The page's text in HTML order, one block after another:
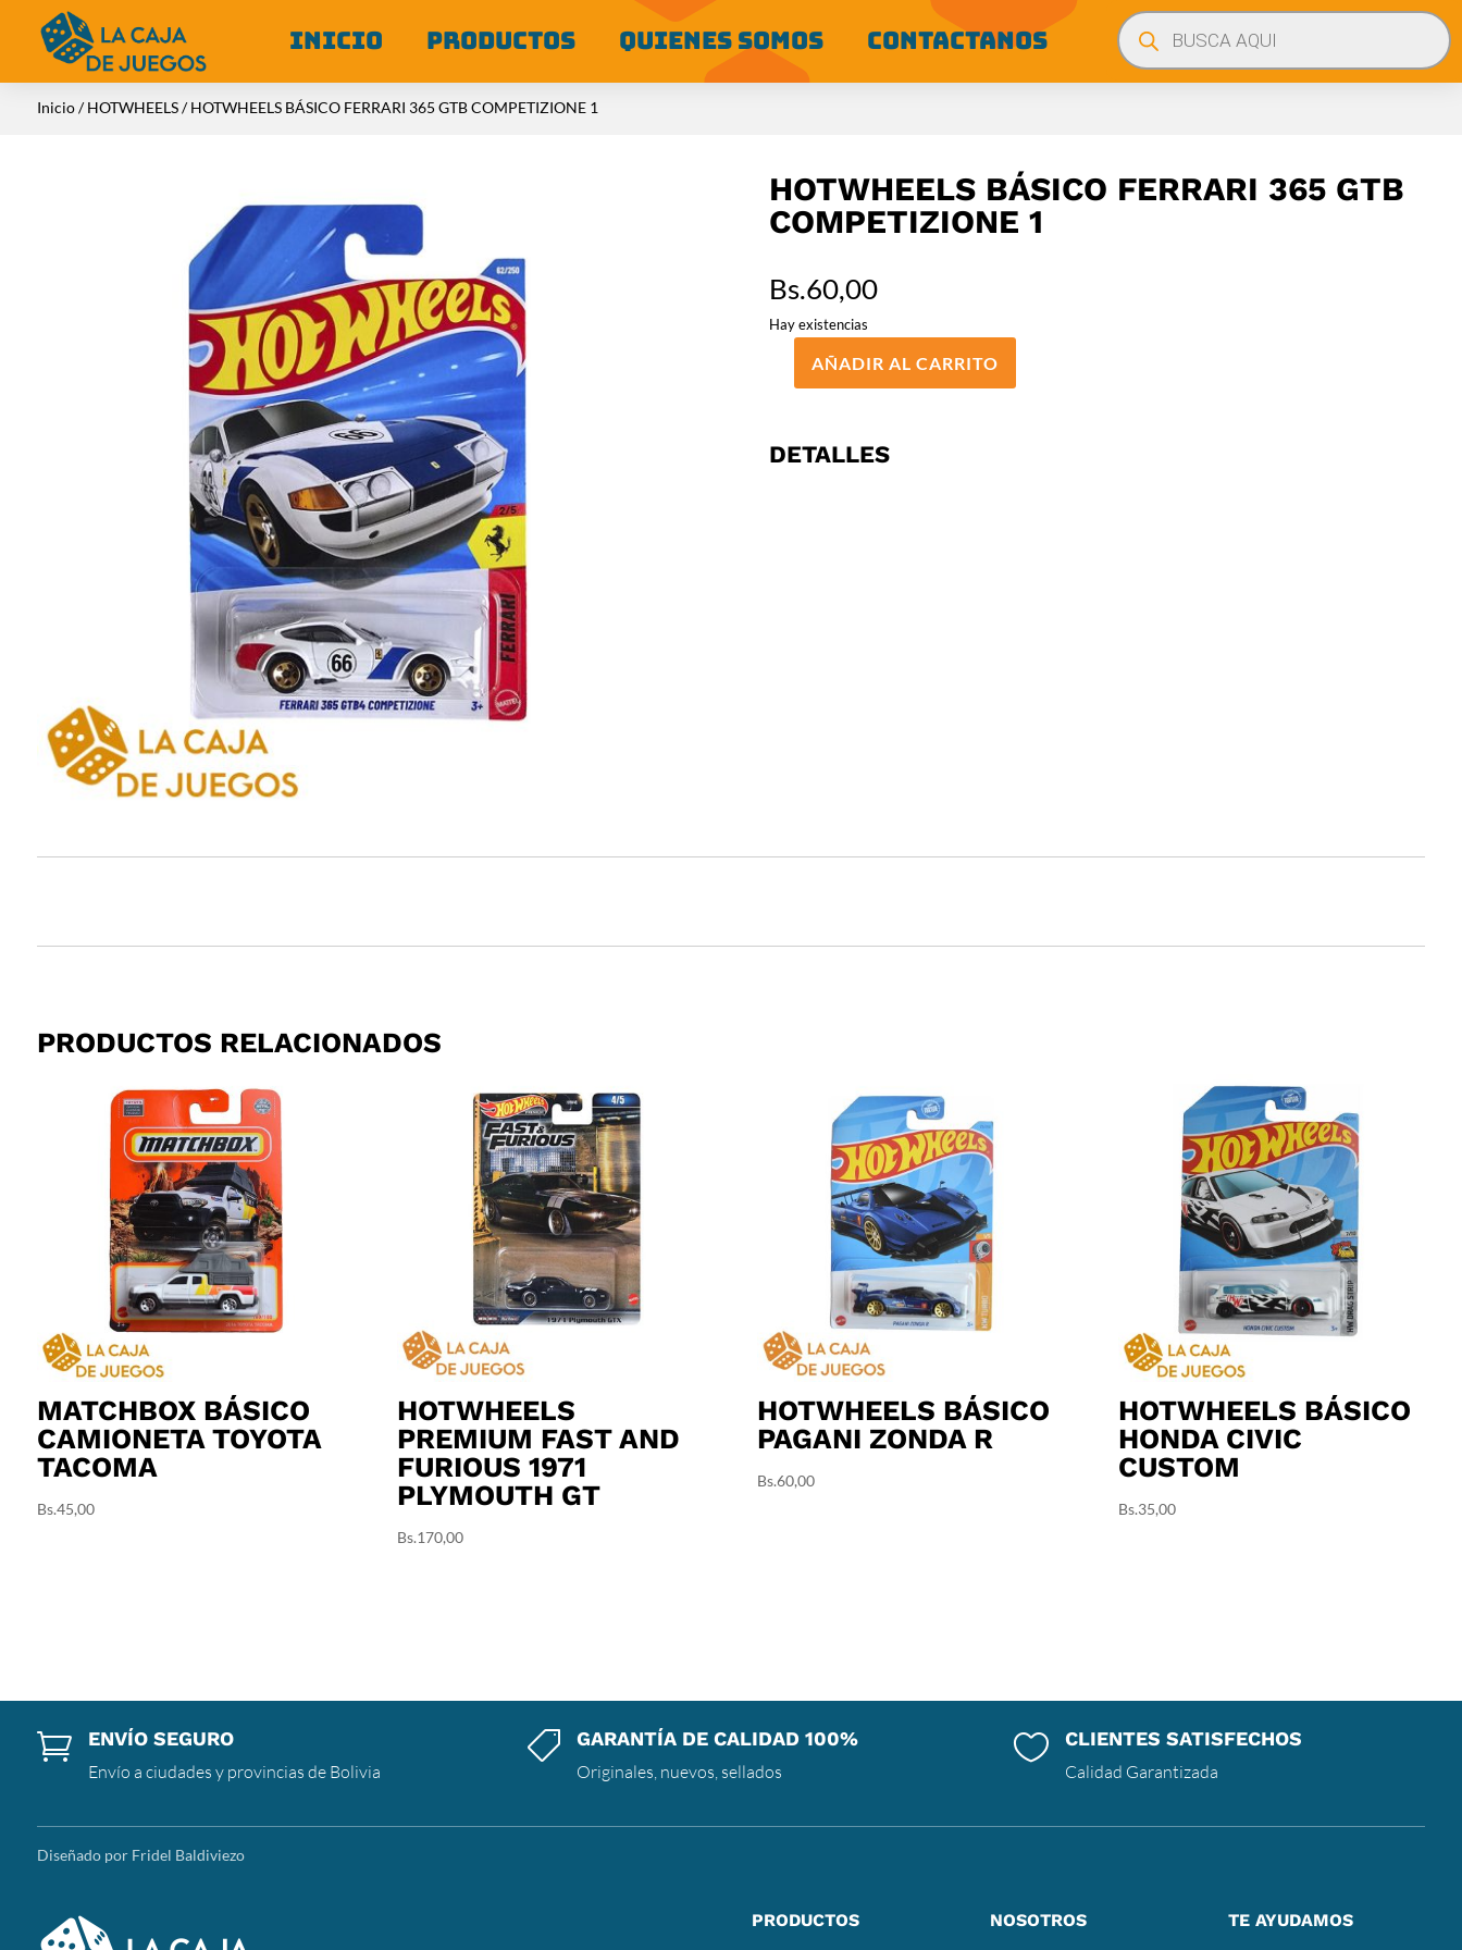
INICIO PRODUCTOS QUIENES SOMOS CONTACTANOS
Búsqueda
de
productos
Inicio/HOTWHEELS/ HOTWHEELS BÁSICO FERRARI 365 GTB COMPETIZIONE 1
HOTWHEELS BÁSICO FERRARI 365 GTB
COMPETIZIONE 1
Bs.60,00
Hay existencias
HOTWHEELS
365
AÑADIR AL CARRITO
DETALLES
PRODUCTOS RELACIONADOS
MATCHBOX BÁSICO
CAMIONETA TOYOTA
TACOMA
Bs.45,00
HOTWHEELS
PREMIUM FAST AND
FURIOUS 1971
PLYMOUTH GT
Bs.170,00
HOTWHEELS BÁSICO
PAGANI ZONDA R
Bs.60,00
HOTWHEELS BÁSICO
HONDA CIVIC
CUSTOM
Bs.35,00
 ENVÍO SEGURO
Envío a ciudades y provincias de Bolivia
 GARANTÍA DE CALIDAD 100%
Originales, nuevos, sellados
 CLIENTES SATISFECHOS
Calidad Garantizada
Diseñado por Fridel Baldiviezo
PRODUCTOS NOSOTROS TE AYUDAMOS